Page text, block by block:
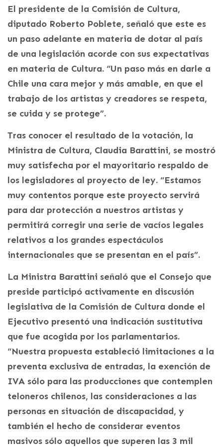
El presidente de la Comisión de Cultura,
diputado Roberto Poblete, señaló que este es
un paso adelante en materia de dotar al país
de una legislación acorde con sus expectativas
en materia de Cultura. “Un paso más en darle a
Chile una cara mejor y más amable, en que el
trabajo de los artistas y creadores se respeta,
se cuida y se protege”.
Tras conocer el resultado de la votación, la
Ministra de Cultura, Claudia Barattini, se mostró
muy satisfecha por el mayoritario respaldo de
los legisladores al proyecto de ley. “Estamos
muy contentos porque este proyecto servirá
para dar protección a nuestros artistas y
permitirá corregir una serie de vacíos legales
relativos a los grandes espectáculos
internacionales que se presentan en el país”.
La Ministra Barattini señaló que el Consejo que
preside participó activamente en discusión
legislativa de la Comisión de Cultura donde el
Ejecutivo presentó una indicación sustitutiva
que fue acogida por los parlamentarios.
“Nuestra propuesta estableció limitaciones a la
preventa exclusiva de entradas, la exención de
IVA sólo para las producciones que contemplen
teloneros chilenos, las consideraciones a las
personas en situación de discapacidad, y
también el hecho de considerar eventos
masivos sólo aquellos que superen las 3 mil